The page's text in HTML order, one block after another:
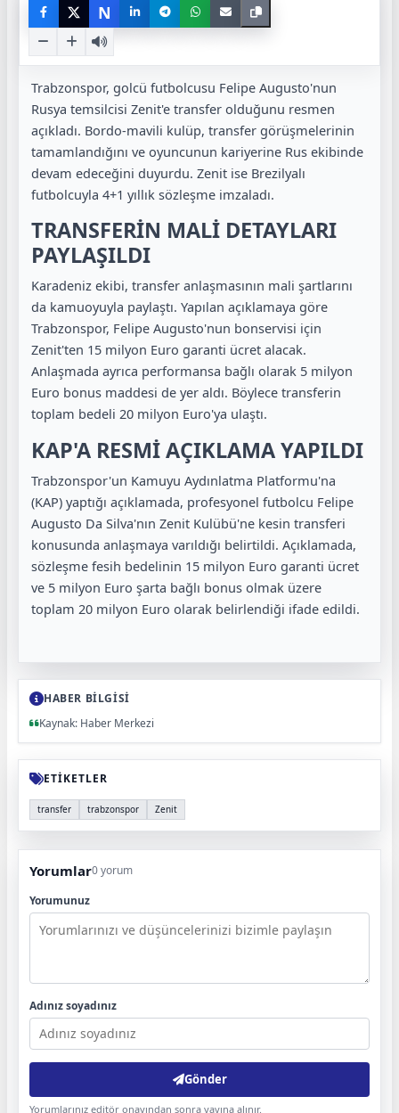
N
Trabzonspor, golcü futbolcusu Felipe Augusto'nun
Rusya temsilcisi Zenit'e transfer olduğunu resmen
açıkladı. Bordo-mavili kulüp, transfer görüşmelerinin
tamamlandığını ve oyuncunun kariyerine Rus ekibinde
devam edeceğini duyurdu. Zenit ise Brezilyalı
futbolcuyla 4+1 yıllık sözleşme imzaladı.
TRANSFERİN MALİ DETAYLARI
PAYLAŞILDI
Karadeniz ekibi, transfer anlaşmasının mali şartlarını
da kamuoyuyla paylaştı. Yapılan açıklamaya göre
Trabzonspor, Felipe Augusto'nun bonservisi için
Zenit'ten 15 milyon Euro garanti ücret alacak.
Anlaşmada ayrıca performansa bağlı olarak 5 milyon
Euro bonus maddesi de yer aldı. Böylece transferin
toplam bedeli 20 milyon Euro'ya ulaştı.
KAP'A RESMİ AÇIKLAMA YAPILDI
Trabzonspor'un Kamuyu Aydınlatma Platformu'na
(KAP) yaptığı açıklamada, profesyonel futbolcu Felipe
Augusto Da Silva'nın Zenit Kulübü'ne kesin transferi
konusunda anlaşmaya varıldığı belirtildi. Açıklamada,
sözleşme fesih bedelinin 15 milyon Euro garanti ücret
ve 5 milyon Euro şarta bağlı bonus olmak üzere
toplam 20 milyon Euro olarak belirlendiği ifade edildi.
HABER BİLGİSİ
Kaynak: Haber Merkezi
ETİKETLER
transfer trabzonspor Zenit
Yorumlar0 yorum
Yorumunuz
Adınız soyadınız
Gönder
Yorumlarınız editör onayından sonra yayına alınır.